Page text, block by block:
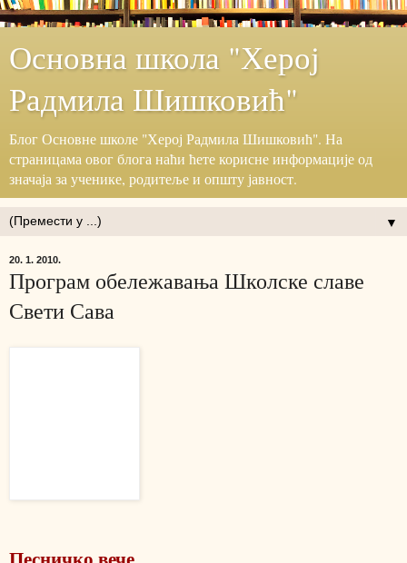
Основна школа "Херој
Радмила Шишковић"
Блог ‎Основне школе "Херој ‎Радмила Шишковић".‎ На
страницама овог блога наћи ћете корисне информације ‎од
значаја за ученике, родитеље и општу јавност.‎
▼
20. 1. 2010.
Програм обележавања Школске славе
Свети Сава